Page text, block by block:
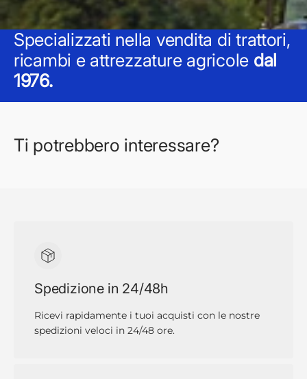
Specializzati nella vendita di trattori,
ricambi e attrezzature agricole dal
1976.
Ti potrebbero interessare?
Spedizione in 24/48h
Ricevi rapidamente i tuoi acquisti con le nostre
spedizioni veloci in 24/48 ore.